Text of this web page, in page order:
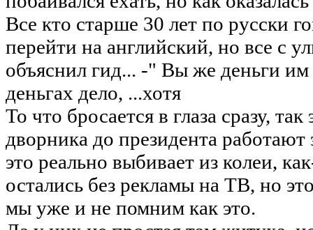
Все кто старше 30 лет по русски
перейти на английский, но все с
объяснил гид... -" Вы же деньги
деньгах дело, ...хотя
То что бросается в глаза сразу,
дворника до президента
это реально выбивает из колеи,
остались без рекламы на ТВ, но
мы уже и не помним как это.